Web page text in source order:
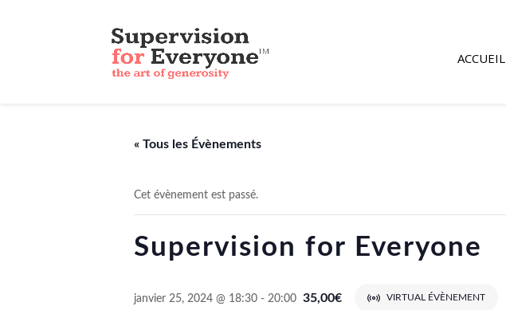
ACCUEIL
« Tous les Évènements
Cet évènement est passé.
Supervision for Everyone
janvier 25, 2024 @ 18:30 - 20:00 VIRTUAL ÉVÈNEMENT
35,00€